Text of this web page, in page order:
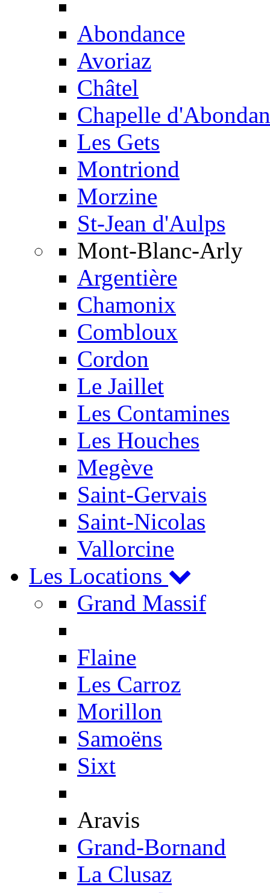
Abondance
Avoriaz
Châtel
Chapelle
Les Gets
Montriond
Morzine
St-Jean d'Aulps
Mont-Blanc-Arly
Argentière
Chamonix
Combloux
Cordon
Le Jaillet
Les Contamines
Les Houches
Megève
Saint-Gervais
Saint-Nicolas
Vallorcine
Les Locations
Grand Massif
Flaine
Les Carroz
Morillon
Samoëns
Sixt
Aravis
Grand-Bornand
La Clusaz